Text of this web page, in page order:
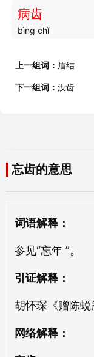
病齿
bìng chǐ
骥齿
毁齿
huǐ chǐ
guà chǐ
获齿
huò chǐ
面齿
上一组词： 眉结
下一组词： 没齿
忘齿的意思
词语解释：
参见“忘年 ”。
引证解释：
胡怀琛《赠陈蜕
网络解释：